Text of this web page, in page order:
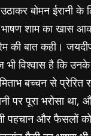
बोमन ईरानी
भाषण शाम का खास
बात कही।
विश्वास है कि
बच्चन से
पर पूरा भरोसा
पहचान और फैसलों